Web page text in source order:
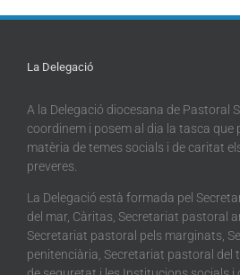
La Delegació
A la Delegació diocesana de Pastoral
coordinem i posem al dia la tasca que
matèria de temes socials i de caritat
preveres.
La Delegació està formada pel
del mar, Càritas, Secretariat pastoral
Secretariat pastoral pels marginats,
penitenciària, Secretariat pastoral del